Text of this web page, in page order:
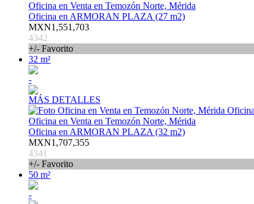
Oficina en Venta en Temozón Norte, Mérida
Oficina en ARMORAN PLAZA (27 m2)
MXN1,551,703
4342
+/- Favorito
32 m²
-
MÁS DETALLES
Oficina en Venta en Temozón Norte, Mérida
Oficina en ARMORAN PLAZA (32 m2)
MXN1,707,355
4341
+/- Favorito
50 m²
-